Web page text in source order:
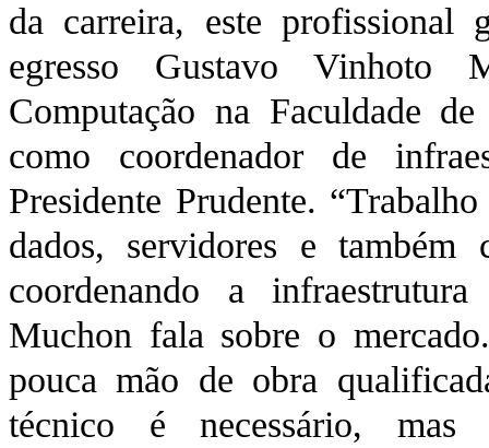
da carreira, este
egresso Gustavo Vinhoto
Computação na Faculdade
como coordenador de
Presidente Prudente.
dados, servidores e também
coordenando a
Muchon fala sobre o
pouca mão de obra
técnico é necessário,